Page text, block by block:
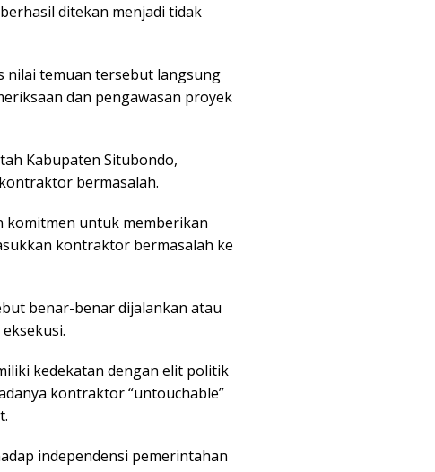
ditekan menjadi tidak
nilai temuan tersebut langsung
dan pengawasan proyek
Kabupaten Situbondo,
bermasalah.
komitmen untuk memberikan
kontraktor bermasalah ke
benar-benar dijalankan atau
kedekatan dengan elit politik
kontraktor “untouchable”
independensi pemerintahan